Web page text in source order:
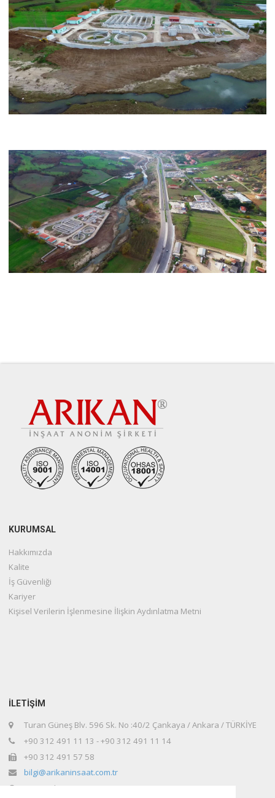
KURUMSAL
Hakkımızda
Kalite
İş Güvenliği
Kariyer
Kişisel Verilerin İşlenmesine İlişkin Aydınlatma Metni
İLETİŞİM
Turan Güneş Blv. 596 Sk. No :40/2 Çankaya / Ankara / TÜRKİYE
+90 312 491 11 13 - +90 312 491 11 14
+90 312 491 57 58
bilgi@arikaninsaat.com.tr
www.arikaninsaat.com.tr